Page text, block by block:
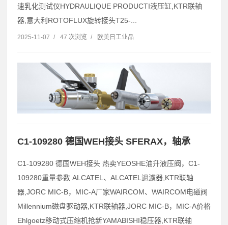
速乳化测试仪HYDRAULIQUE PRODUCTI液压缸,KTR联轴
器,意大利ROTOFLUX旋转接头T25-...
2025-11-07 / 47 次浏览 / 欧美日工业品
C1-109280 德国WEH接头 SFERAX，轴承
C1-109280 德国WEH接头 热卖YEOSHE油升液压阀，C1-
109280重量参数 ALCATEL、ALCATEL過濾器,KTR联轴
器,JORC MIC-B，MIC-A厂家WAIRCOM、WAIRCOM电磁阀
Millennium磁盘驱动器,KTR联轴器,JORC MIC-B，MIC-A价格
Ehlgoetz移动式压缩机抢新YAMABISHI稳压器,KTR联轴